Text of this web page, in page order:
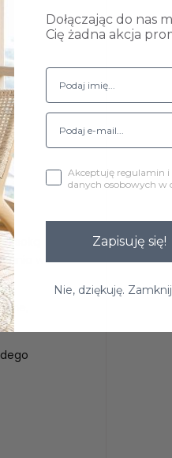
w
Dołączając do nas
Cię żadna akcja
Akceptuję regulamin
danych osobowych w
Zapisuję się!
Nie, dziękuję.